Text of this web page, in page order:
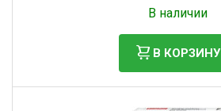
В наличии
В КОРЗИНУ